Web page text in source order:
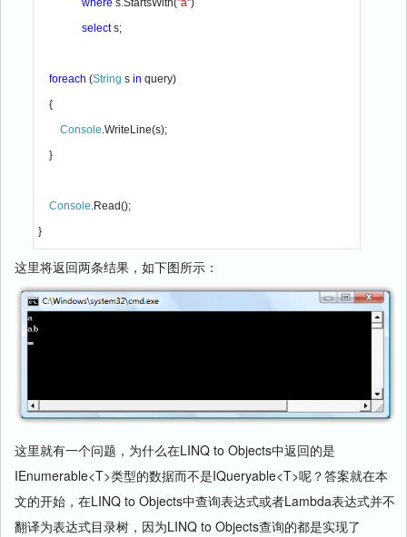
where s.StartsWith("a")
select s;
foreach (String s in query)
Console.WriteLine(s);
Console.Read();
}
这里将返回两条结果，如下图所示：
这里就有一个问题，为什么在LINQ to Objects中返回的是
IEnumerable<T>类型的数据而不是IQueryable<T>呢？答案就在本
文的开始，在LINQ to Objects中查询表达式或者Lambda表达式并不
翻译为表达式目录树，因为LINQ to Objects查询的都是实现了